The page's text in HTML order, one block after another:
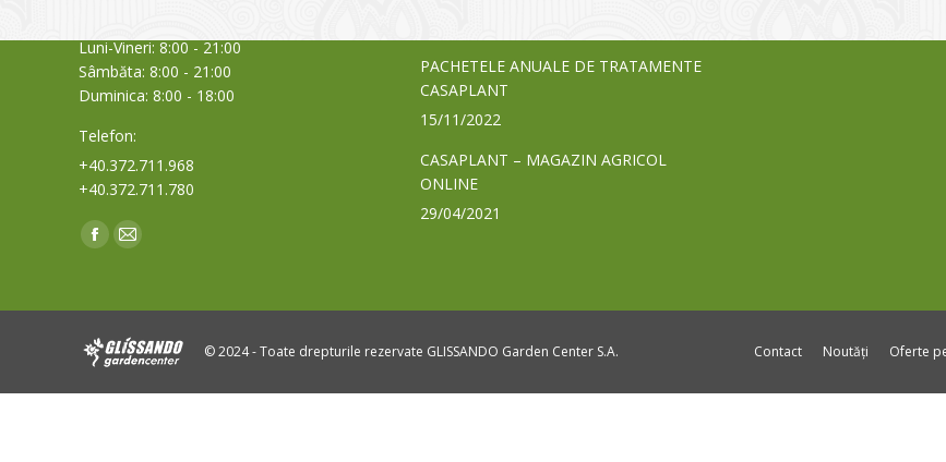
Luni-Vineri: 8:00 - 21:00
Sâmbăta: 8:00 - 21:00
Duminica: 8:00 - 18:00
Telefon:
+40.372.711.968
+40.372.711.780
Find us on:
Facebook
new
Mail
new
PACHETELE ANUALE DE TRATAMENTE
CASAPLANT
15/11/2022
CASAPLANT – MAGAZIN AGRICOL
ONLINE
29/04/2021
© 2024 - Toate drepturile rezervate GLISSANDO Garden Center S.A. Contact Noutăți Oferte